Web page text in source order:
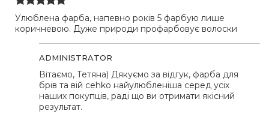
Улюблена фарба, напевно років 5 фарбую лише
коричневою. Дуже природи профарбовує волоски
ADMINISTRATOR
Вітаємо, Тетяна) Дякуємо за відгук, фарба для
брів та вій cehko найулюбленіша серед усіх
наших покупців, раді що ви отримати якісний
результат.